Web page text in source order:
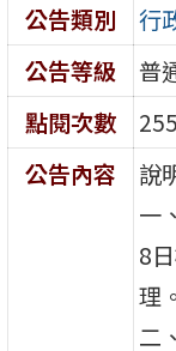
公告類別
行
公告等級
普
點閱次數
255
公告內容
說
一
8
理。
二